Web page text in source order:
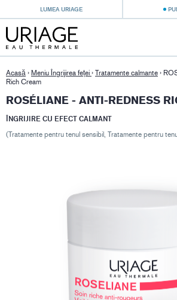
LUMEA URIAGE
Acasă › Meniu Îngrijirea feței › Tratamente calmante ›
Rich Cream
ROSÉLIANE - ANTI-REDNESS
ÎNGRIJIRE CU EFECT CALMANT
(Tratamente pentru tenul sensibil, Tratamente pentru